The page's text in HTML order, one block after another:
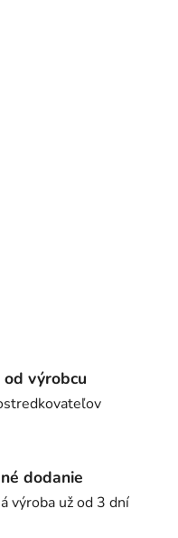
od výrobcu
dodanie
výroba už od 3 dní